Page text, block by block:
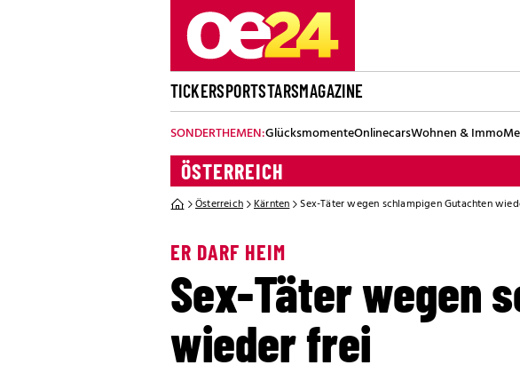
TICKERSPORTSTARSMAGAZINE
SONDERTHEMEN:GlücksmomenteOnlinecarsWohnen & Immo
ÖSTERREICH
Österreich Kärnten Sex-Täter wegen schlampigen Gutachten
ER DARF HEIM
Sex-Täter wegen
wieder frei